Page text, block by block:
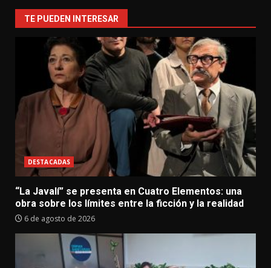
TE PUEDEN INTERESAR
DESTACADAS
“La Javalí” se presenta en Cuatro Elementos: una
obra sobre los límites entre la ficción y la realidad
6 de agosto de 2026